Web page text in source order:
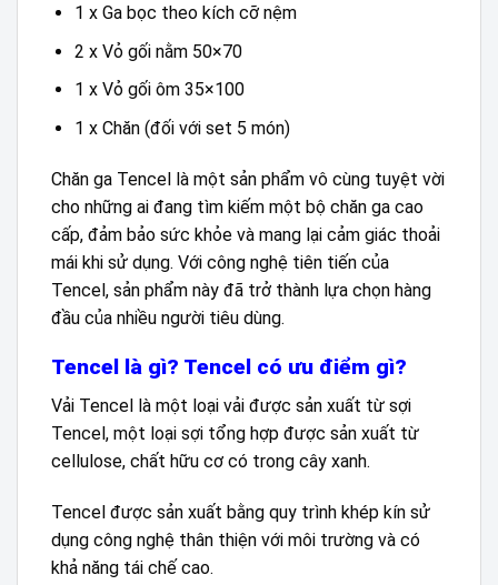
1 x Ga bọc theo kích cỡ nệm
2 x Vỏ gối nằm 50×70
1 x Vỏ gối ôm 35×100
1 x Chăn (đối với set 5 món)
Chăn ga Tencel là một sản phẩm vô cùng tuyệt vời
cho những ai đang tìm kiếm một bộ chăn ga cao
cấp, đảm bảo sức khỏe và mang lại cảm giác thoải
mái khi sử dụng. Với công nghệ tiên tiến của
Tencel, sản phẩm này đã trở thành lựa chọn hàng
đầu của nhiều người tiêu dùng.
Tencel là gì? Tencel có ưu điểm gì?
Vải Tencel là một loại vải được sản xuất từ sợi
Tencel, một loại sợi tổng hợp được sản xuất từ
cellulose, chất hữu cơ có trong cây xanh.
Tencel được sản xuất bằng quy trình khép kín sử
dụng công nghệ thân thiện với môi trường và có
khả năng tái chế cao.